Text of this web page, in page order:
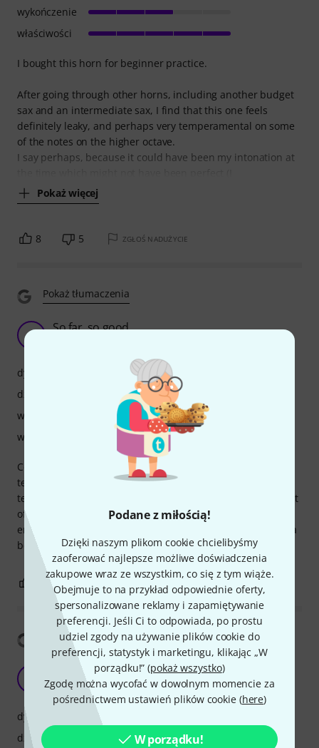
Podane z miłością!
Dzięki naszym plikom cookie chcielibyśmy
zaoferować najlepsze możliwe doświadczenia
zakupowe wraz ze wszystkim, co się z tym wiąże.
Obejmuje to na przykład odpowiednie oferty,
spersonalizowane reklamy i zapamiętywanie
preferencji. Jeśli Ci to odpowiada, po prostu
udziel zgody na używanie plików cookie do
preferencji, statystyk i marketingu, klikając „W
porządku!” (pokaż wszystko)
Zgodę można wycofać w dowolnym momencie za
pośrednictwem ustawień plików cookie (here)
W porządku!
I bought this horn for beginner practice.
After going through other horns, including another budget
sax and an intermediate sax, I find that this one feels
definitely leaky, and perhaps very temperamental on some
of the notes on the higher octave.
I say perhaps, because it could have been my intonation at
Pokaż więcej
wykończenie
właściwości
8 5 ZGŁOŚ NADUŻYCIE
Pokaż tłumaczenia
J So far, so good
Complete beginner with the saxophone. I decided to go for
tenor because I'm an adult with large hands and I prefer
tenor's tone. So far I have managed to get a good sound out
of it at times, which must mean the instrument is good
enough (the blame for the bad notes should fall on me as a
beginner)
dynamika
dźwięk
wykończenie
właściwości
0 ZGŁOŚ NADUŻYCIE
Pokaż tłumaczenia
Unserviceable
Anonimowy 16.06.2023
dynamika
dźwięk